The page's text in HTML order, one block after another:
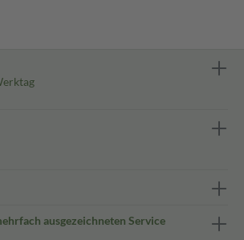
ausgezeichneten Service